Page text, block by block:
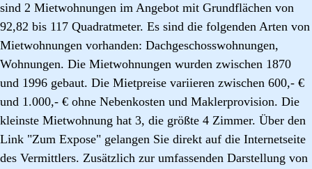
sind 2 Mietwohnungen im Angebot mit Grundflächen von
92,82 bis 117 Quadratmeter. Es sind die folgenden Arten von
Mietwohnungen vorhanden: Dachgeschosswohnungen,
Wohnungen. Die Mietwohnungen wurden zwischen 1870
und 1996 gebaut. Die Mietpreise variieren zwischen 600,- €
und 1.000,- € ohne Nebenkosten und Maklerprovision. Die
kleinste Mietwohnung hat 3, die größte 4 Zimmer. Über den
Link "Zum Expose" gelangen Sie direkt auf die Internetseite
des Vermittlers. Zusätzlich zur umfassenden Darstellung von